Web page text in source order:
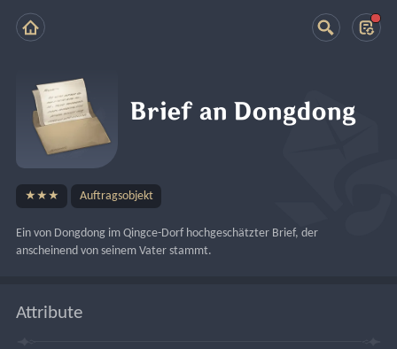
Brief an Dongdong
★★★ Auftragsobjekt
Ein von Dongdong im Qingce-Dorf hochgeschätzter Brief, der
anscheinend von seinem Vater stammt.
Attribute